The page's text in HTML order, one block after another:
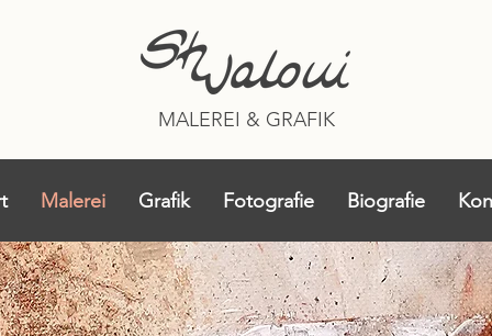
MALEREI & GRAFIK
Malerei Grafik Fotografie Biografie